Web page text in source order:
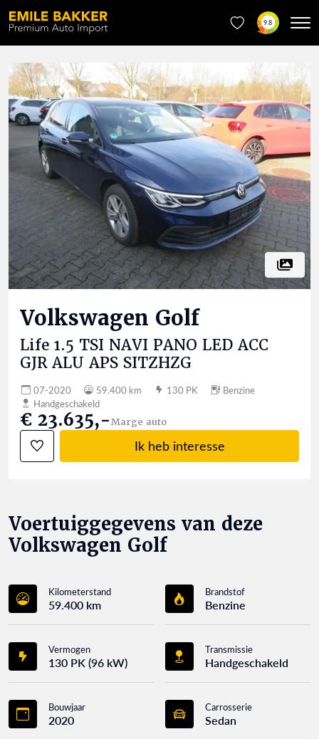
9.8
Volkswagen Golf
Life 1.5 TSI NAVI PANO LED ACC
GJR ALU APS SITZHZG
07-2020 59.400 km 130 PK
Benzine
Handgeschakeld
€ 23.635,-Marge auto
Ik heb interesse
Voertuiggegevens van deze
Volkswagen Golf
Kilometerstand
59.400 km
Brandstof
Benzine
Vermogen
130 PK (96 kW)
Transmissie
Handgeschakeld
Bouwjaar
2020
Carrosserie
Sedan